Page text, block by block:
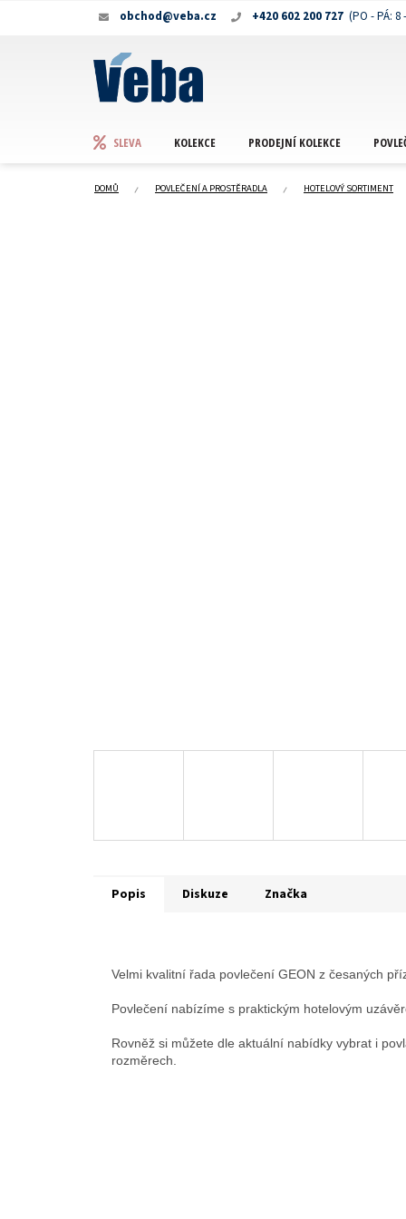
+420 602 200 727
obchod@veba.cz
SLEVA KOLEKCE PRODEJNÍ KOLEKCE
DOMŮ POVLEČENÍ A PROSTĚRADLA HOTELOVÝ SORTIMENT
Popis Diskuze Značka
Velmi kvalitní řada povlečení GEON z česaných
Povlečení nabízíme s praktickým hotelovým
Rovněž si můžete dle aktuální nabídky vybrat i
rozměrech.